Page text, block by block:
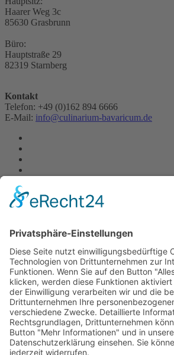
Haarer Weg 3c
85630 Grasbrunn
Büro:
Hauptstraße 29
82319 Starnberg
Kontakt
Telefon: +49 (0)162 894 6666
E-Mail: info@culinarium-bavaricum.de
Quick Links
Impressum
AGB
Datenschutzerklärung
Widerrufserklärung
Sitemap
CheckIn
Gewinnspiele Teilnahmebedingungen
Partner von
WSET Global
Einfach geniessen